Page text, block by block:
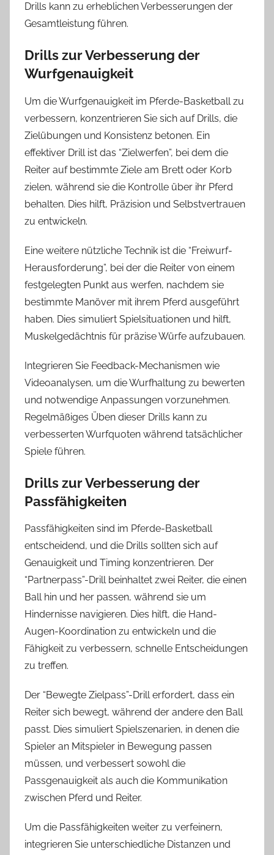
Drills kann zu erheblichen Verbesserungen der
Gesamtleistung führen.
Drills zur Verbesserung der
Wurfgenauigkeit
Um die Wurfgenauigkeit im Pferde-Basketball zu
verbessern, konzentrieren Sie sich auf Drills, die
Zielübungen und Konsistenz betonen. Ein
effektiver Drill ist das “Zielwerfen”, bei dem die
Reiter auf bestimmte Ziele am Brett oder Korb
zielen, während sie die Kontrolle über ihr Pferd
behalten. Dies hilft, Präzision und Selbstvertrauen
zu entwickeln.
Eine weitere nützliche Technik ist die “Freiwurf-
Herausforderung”, bei der die Reiter von einem
festgelegten Punkt aus werfen, nachdem sie
bestimmte Manöver mit ihrem Pferd ausgeführt
haben. Dies simuliert Spielsituationen und hilft,
Muskelgedächtnis für präzise Würfe aufzubauen.
Integrieren Sie Feedback-Mechanismen wie
Videoanalysen, um die Wurfhaltung zu bewerten
und notwendige Anpassungen vorzunehmen.
Regelmäßiges Üben dieser Drills kann zu
verbesserten Wurfquoten während tatsächlicher
Spiele führen.
Drills zur Verbesserung der
Passfähigkeiten
Passfähigkeiten sind im Pferde-Basketball
entscheidend, und die Drills sollten sich auf
Genauigkeit und Timing konzentrieren. Der
“Partnerpass”-Drill beinhaltet zwei Reiter, die einen
Ball hin und her passen, während sie um
Hindernisse navigieren. Dies hilft, die Hand-
Augen-Koordination zu entwickeln und die
Fähigkeit zu verbessern, schnelle Entscheidungen
zu treffen.
Der “Bewegte Zielpass”-Drill erfordert, dass ein
Reiter sich bewegt, während der andere den Ball
passt. Dies simuliert Spielszenarien, in denen die
Spieler an Mitspieler in Bewegung passen
müssen, und verbessert sowohl die
Passgenauigkeit als auch die Kommunikation
zwischen Pferd und Reiter.
Um die Passfähigkeiten weiter zu verfeinern,
integrieren Sie unterschiedliche Distanzen und